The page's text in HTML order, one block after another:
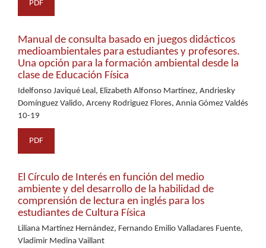
PDF
Manual de consulta basado en juegos didácticos
medioambientales para estudiantes y profesores.
Una opción para la formación ambiental desde la
clase de Educación Física
Idelfonso Javiqué Leal, Elizabeth Alfonso Martínez, Andriesky
Domínguez Valido, Arceny Rodriguez Flores, Annia Gómez Valdés
10-19
PDF
El Círculo de Interés en función del medio
ambiente y del desarrollo de la habilidad de
comprensión de lectura en inglés para los
estudiantes de Cultura Física
Liliana Martínez Hernández, Fernando Emilio Valladares Fuente,
Vladimir Medina Vaillant